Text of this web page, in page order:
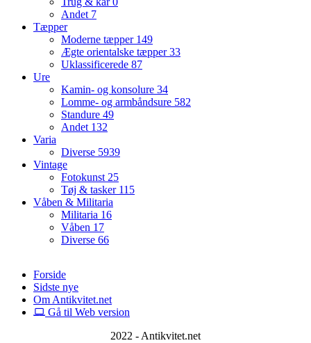
Andet 7
Tæpper
Moderne tæpper 149
Ægte orientalske tæpper33
Uklassificerede 87
Ure
Kamin- og konsolure 34
Lomme- og armbåndsure 582
Standure 49
Andet 132
Varia
Diverse 5939
Vintage
Fotokunst25
Tøj & tasker 115
Våben & Militaria
Militaria 16
Våben 17
Diverse 66
Forside
Sidste nye
Om Antikvitet.net
Gå til Web version
2022 - Antikvitet.net